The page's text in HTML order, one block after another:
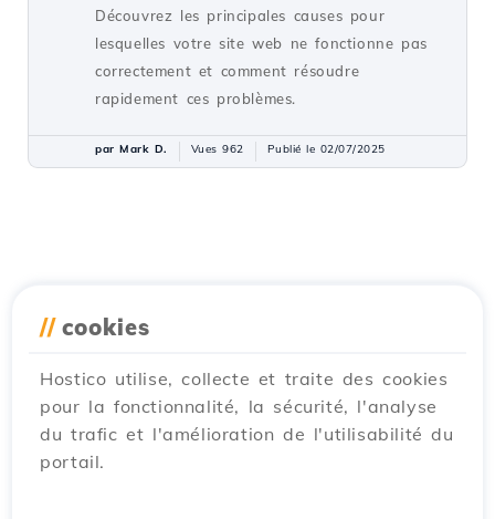
Découvrez les principales causes pour
lesquelles votre site web ne fonctionne pas
correctement et comment résoudre
rapidement ces problèmes.
par Mark D. Vues 962 Publié le 02/07/2025
// cookies
Hostico utilise, collecte et traite des cookies
pour la fonctionnalité, la sécurité, l'analyse
du trafic et l'amélioration de l'utilisabilité du
portail.